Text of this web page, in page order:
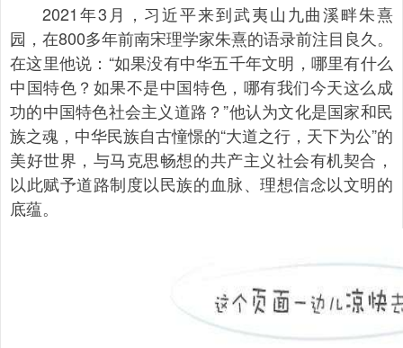
2021年3月，习近平来到武夷山九曲溪畔朱熹
园，在800多年前南宋理学家朱熹的语录前注目良久。
在这里他说：“如果没有中华五千年文明，哪里有什么
中国特色？如果不是中国特色，哪有我们今天这么成
功的中国特色社会主义道路？”他认为文化是国家和民
族之魂，中华民族自古憧憬的“大道之行，天下为公”的
美好世界，与马克思畅想的共产主义社会有机契合，
以此赋予道路制度以民族的血脉、理想信念以文明的
底蕴。